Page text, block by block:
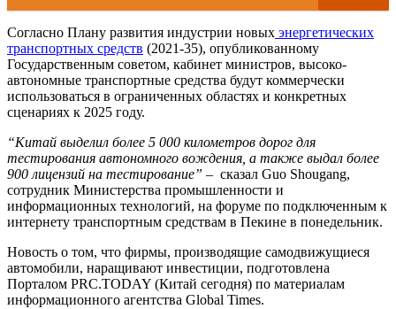
Согласно Плану развития индустрии новых энергетических
транспортных средств (2021-35), опубликованному
Государственным советом, кабинет министров, высоко-
автономные транспортные средства будут коммерчески
использоваться в ограниченных областях и конкретных
сценариях к 2025 году.
“Китай выделил более 5 000 километров дорог для
тестирования автономного вождения, а также выдал более
900 лицензий на тестирование” – сказал Guo Shougang,
сотрудник Министерства промышленности и
информационных технологий, на форуме по подключенным к
интернету транспортным средствам в Пекине в понедельник.
Новость о том, что фирмы, производящие самодвижущиеся
автомобили, наращивают инвестиции, подготовлена
Порталом PRC.TODAY (Китай сегодня) по материалам
информационного агентства Global Times.